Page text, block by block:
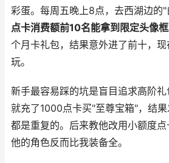
彩蛋。每周五晚上8点，去西湖边的"
点卡消费额前10名能拿到限定头像框
个月卡礼包，结果意外进了前十，
玩。
新手最容易踩的坑是盲目追求高阶
就充了1000点卡买"至尊宝箱"，结
都是重复的。后来教他改用小额度
他的角色反而比我装备全。